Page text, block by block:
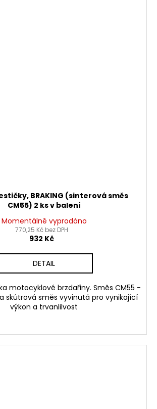
BRAKING (sinterová směs
CM55) 2 ks v balení
Momentálně vyprodáno
770,25 Kč bez DPH
932 Kč
DETAIL
motocyklové brzdařiny. Směs CM55 -
skútrová směs vyvinutá pro vynikající
výkon a trvanlilvost